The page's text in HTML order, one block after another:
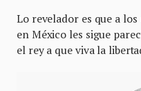
Lo revelador es que a
en México les sigue
el rey a que viva la